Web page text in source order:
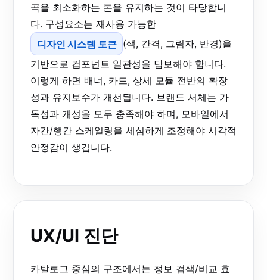
곡을 최소화하는 톤을 유지하는 것이 타당합니
다. 구성요소는 재사용 가능한
디자인 시스템 토큰 (색, 간격, 그림자, 반경)을
기반으로 컴포넌트 일관성을 담보해야 합니다.
이렇게 하면 배너, 카드, 상세 모듈 전반의 확장
성과 유지보수가 개선됩니다. 브랜드 서체는 가
독성과 개성을 모두 충족해야 하며, 모바일에서
자간/행간 스케일링을 세심하게 조정해야 시각적
안정감이 생깁니다.
UX/UI 진단
카탈로그 중심의 구조에서는 정보 검색/비교 효